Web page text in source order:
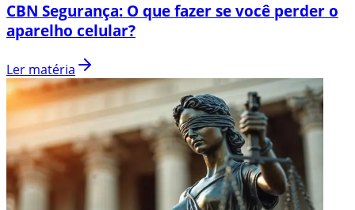
CBN Segurança: O que fazer se você perder o
aparelho celular?
Ler matéria